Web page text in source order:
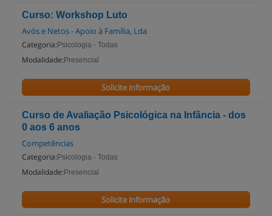
Curso: Workshop Luto
Avós e Netos - Apoio à Família, Lda
Categoria: Psicologia - Todas
Modalidade: Presencial
Solicite informação
Curso de Avaliação Psicológica na Infância - dos
0 aos 6 anos
Competências
Categoria: Psicologia - Todas
Modalidade: Presencial
Solicite informação